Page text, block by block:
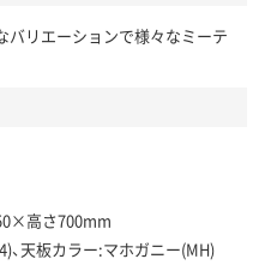
バリエーションで様々なミーテ
高さ700mm
、天板カラー:マホガニー(MH)